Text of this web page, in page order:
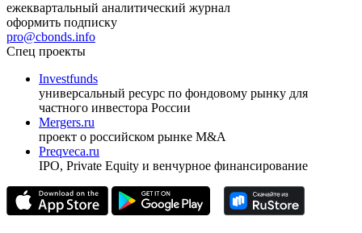
ежеквартальный аналитический журнал
оформить подписку
pro@cbonds.info
Спец проекты
Investfunds
универсальный ресурс по фондовому рынку для
частного инвестора России
Mergers.ru
проект о российском рынке M&A
Preqveca.ru
IPO, Private Equity и венчурное финансирование